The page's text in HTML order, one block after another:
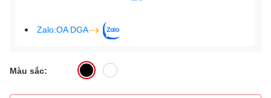
Zalo:OA DGA
Màu sắc: